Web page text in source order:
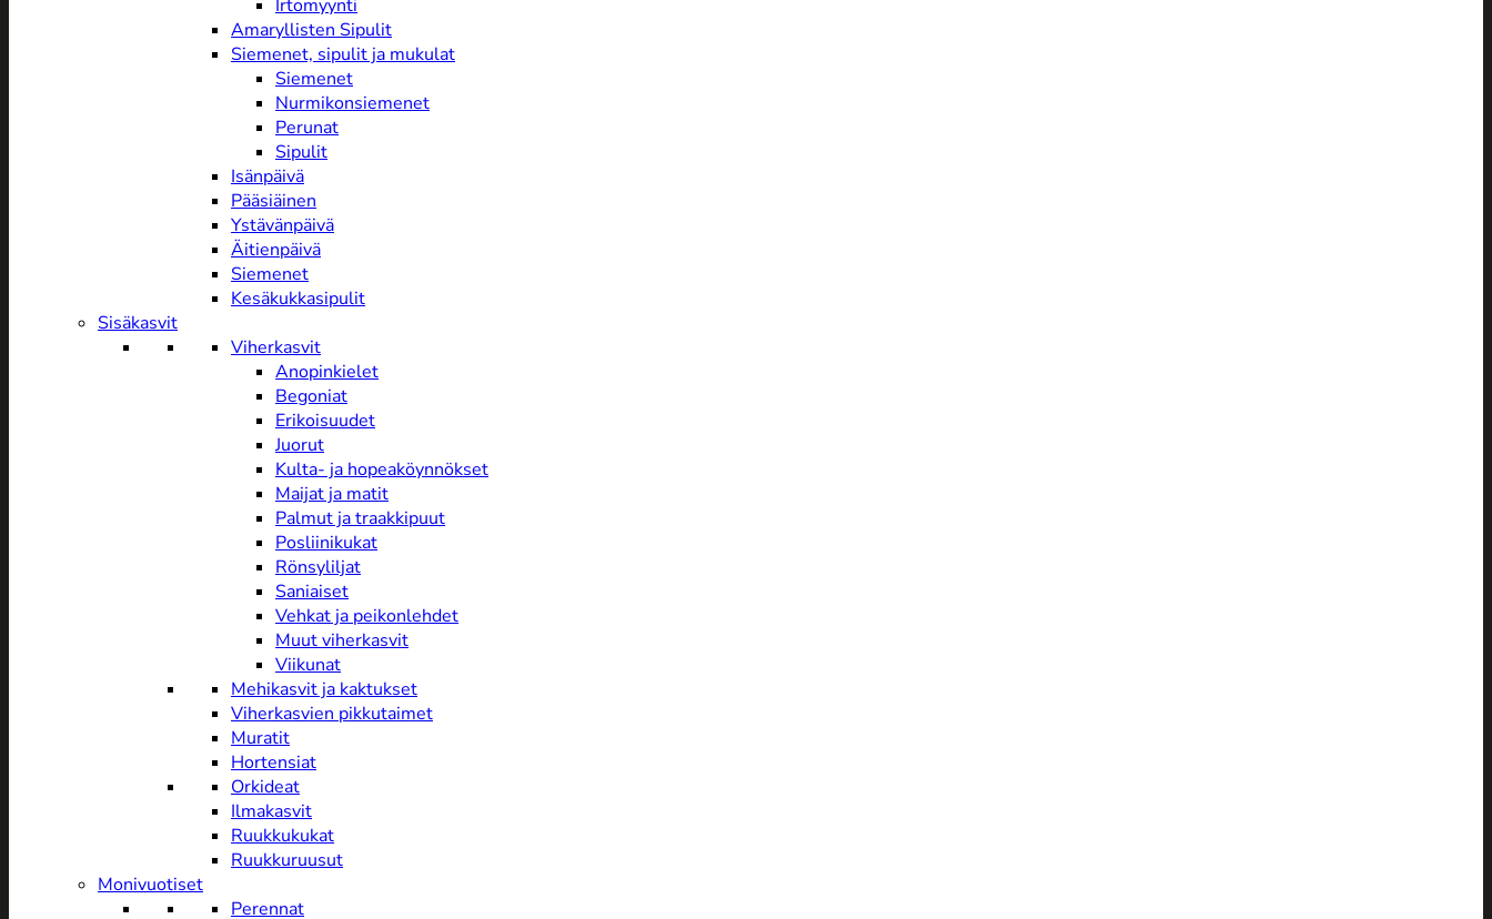
Irtomyynti
Amaryllisten Sipulit
Siemenet, sipulit ja mukulat
Siemenet
Nurmikonsiemenet
Perunat
Sipulit
Isänpäivä
Pääsiäinen
Ystävänpäivä
Äitienpäivä
Siemenet
Kesäkukkasipulit
Sisäkasvit
Viherkasvit
Anopinkielet
Begoniat
Erikoisuudet
Juorut
Kulta- ja hopeaköynnökset
Maijat ja matit
Palmut ja traakkipuut
Posliinikukat
Rönsyliljat
Saniaiset
Vehkat ja peikonlehdet
Muut viherkasvit
Viikunat
Mehikasvit ja kaktukset
Viherkasvien pikkutaimet
Muratit
Hortensiat
Orkideat
Ilmakasvit
Ruukkukukat
Ruukkuruusut
Monivuotiset
Perennat